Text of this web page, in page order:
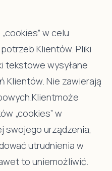
w celu
Klientów. Pliki
tekstowe wysyłane
Klientów. Nie zawierają
„cookies” w
swojego urządzenia,
utrudnienia w
to uniemożliwić.